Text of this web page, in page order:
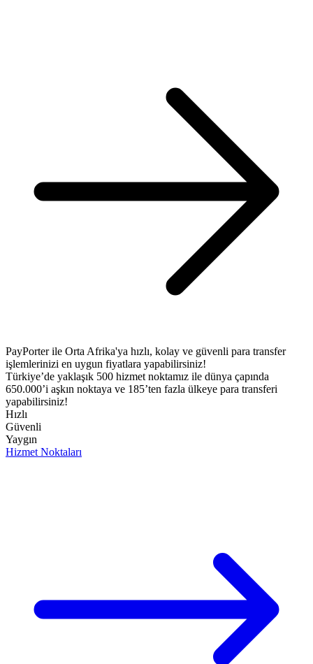
PayPorter ile Orta Afrika'ya hızlı, kolay ve güvenli para transfer
işlemlerinizi en uygun fiyatlara yapabilirsiniz!​
Türkiye’de yaklaşık 500 hizmet noktamız ile dünya çapında
650.000’i aşkın noktaya ve 185’ten fazla ülkeye para transferi
yapabilirsiniz!
Hızlı
Güvenli
Yaygın
Hizmet Noktaları